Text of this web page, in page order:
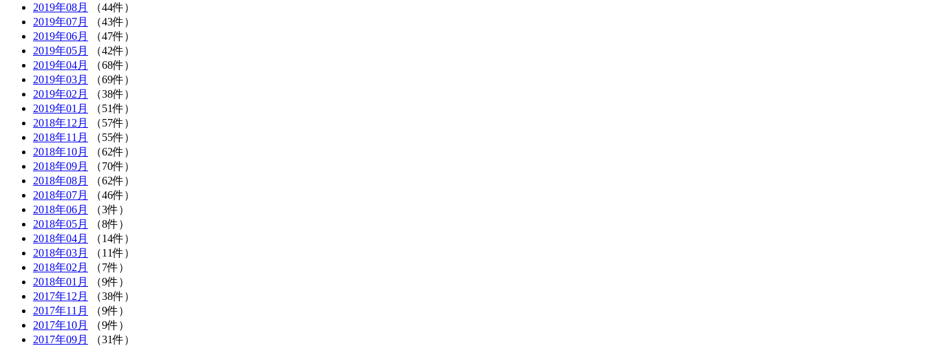
2019年08月
（44件）
2019年07月
（43件）
2019年06月
（47件）
2019年05月
（42件）
2019年04月
（68件）
2019年03月
（69件）
2019年02月
（38件）
2019年01月
（51件）
2018年12月
（57件）
2018年11月
（55件）
2018年10月
（62件）
2018年09月
（70件）
2018年08月
（62件）
2018年07月
（46件）
2018年06月
（3件）
2018年05月
（8件）
2018年04月
（14件）
2018年03月
（11件）
2018年02月
（7件）
2018年01月
（9件）
2017年12月
（38件）
2017年11月
（9件）
2017年10月
（9件）
2017年09月
（31件）